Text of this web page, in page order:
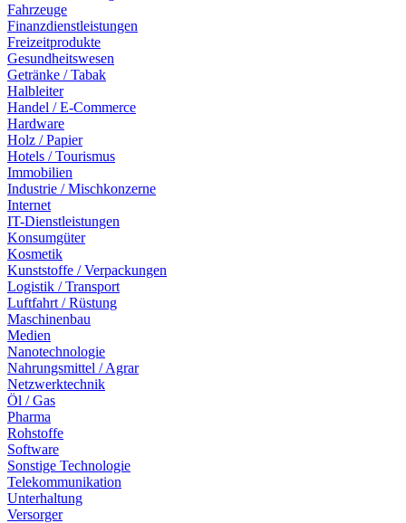
Fahrzeuge
Finanzdienstleistungen
Freizeitprodukte
Gesundheitswesen
Getränke / Tabak
Halbleiter
Handel / E-Commerce
Hardware
Holz / Papier
Hotels / Tourismus
Immobilien
Industrie / Mischkonzerne
Internet
IT-Dienstleistungen
Konsumgüter
Kosmetik
Kunststoffe / Verpackungen
Logistik / Transport
Luftfahrt / Rüstung
Maschinenbau
Medien
Nanotechnologie
Nahrungsmittel / Agrar
Netzwerktechnik
Öl / Gas
Pharma
Rohstoffe
Software
Sonstige Technologie
Telekommunikation
Unterhaltung
Versorger